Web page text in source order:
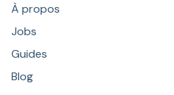
À propos
Jobs
Guides
Blog